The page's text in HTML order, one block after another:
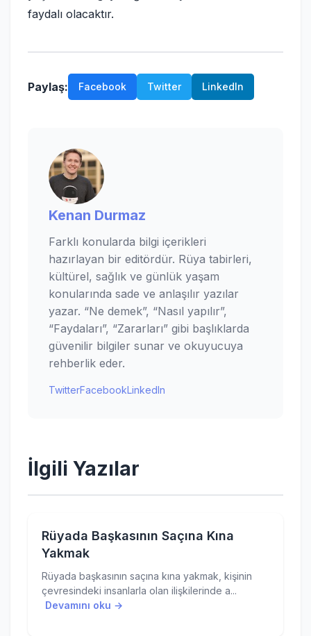
faydalı olacaktır.
Paylaş: Facebook Twitter LinkedIn
Kenan Durmaz
Farklı konularda bilgi içerikleri
hazırlayan bir editördür. Rüya tabirleri,
kültürel, sağlık ve günlük yaşam
konularında sade ve anlaşılır yazılar
yazar. “Ne demek”, “Nasıl yapılır”,
“Faydaları”, “Zararları” gibi başlıklarda
güvenilir bilgiler sunar ve okuyucuya
rehberlik eder.
TwitterFacebookLinkedIn
İlgili Yazılar
Rüyada Başkasının Saçına Kına
Yakmak
Rüyada başkasının saçına kına yakmak, kişinin
çevresindeki insanlarla olan ilişkilerinde a...
Devamını oku →